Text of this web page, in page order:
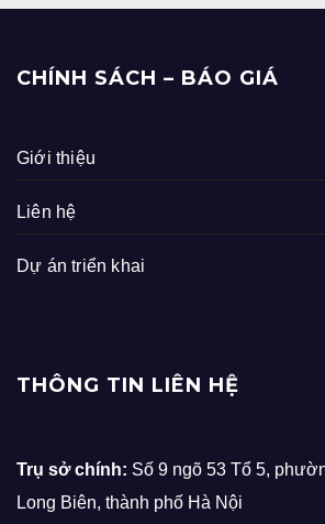
CHÍNH SÁCH – BÁO GIÁ
Giới thiệu
Liên hệ
Dự án triển khai
THÔNG TIN LIÊN HỆ
Trụ sở chính: Số 9 ngõ 53 Tổ 5,
Long Biên, thành phố Hà Nội